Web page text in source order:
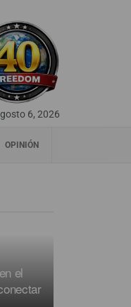
6, 2026
OPINIÓN
el